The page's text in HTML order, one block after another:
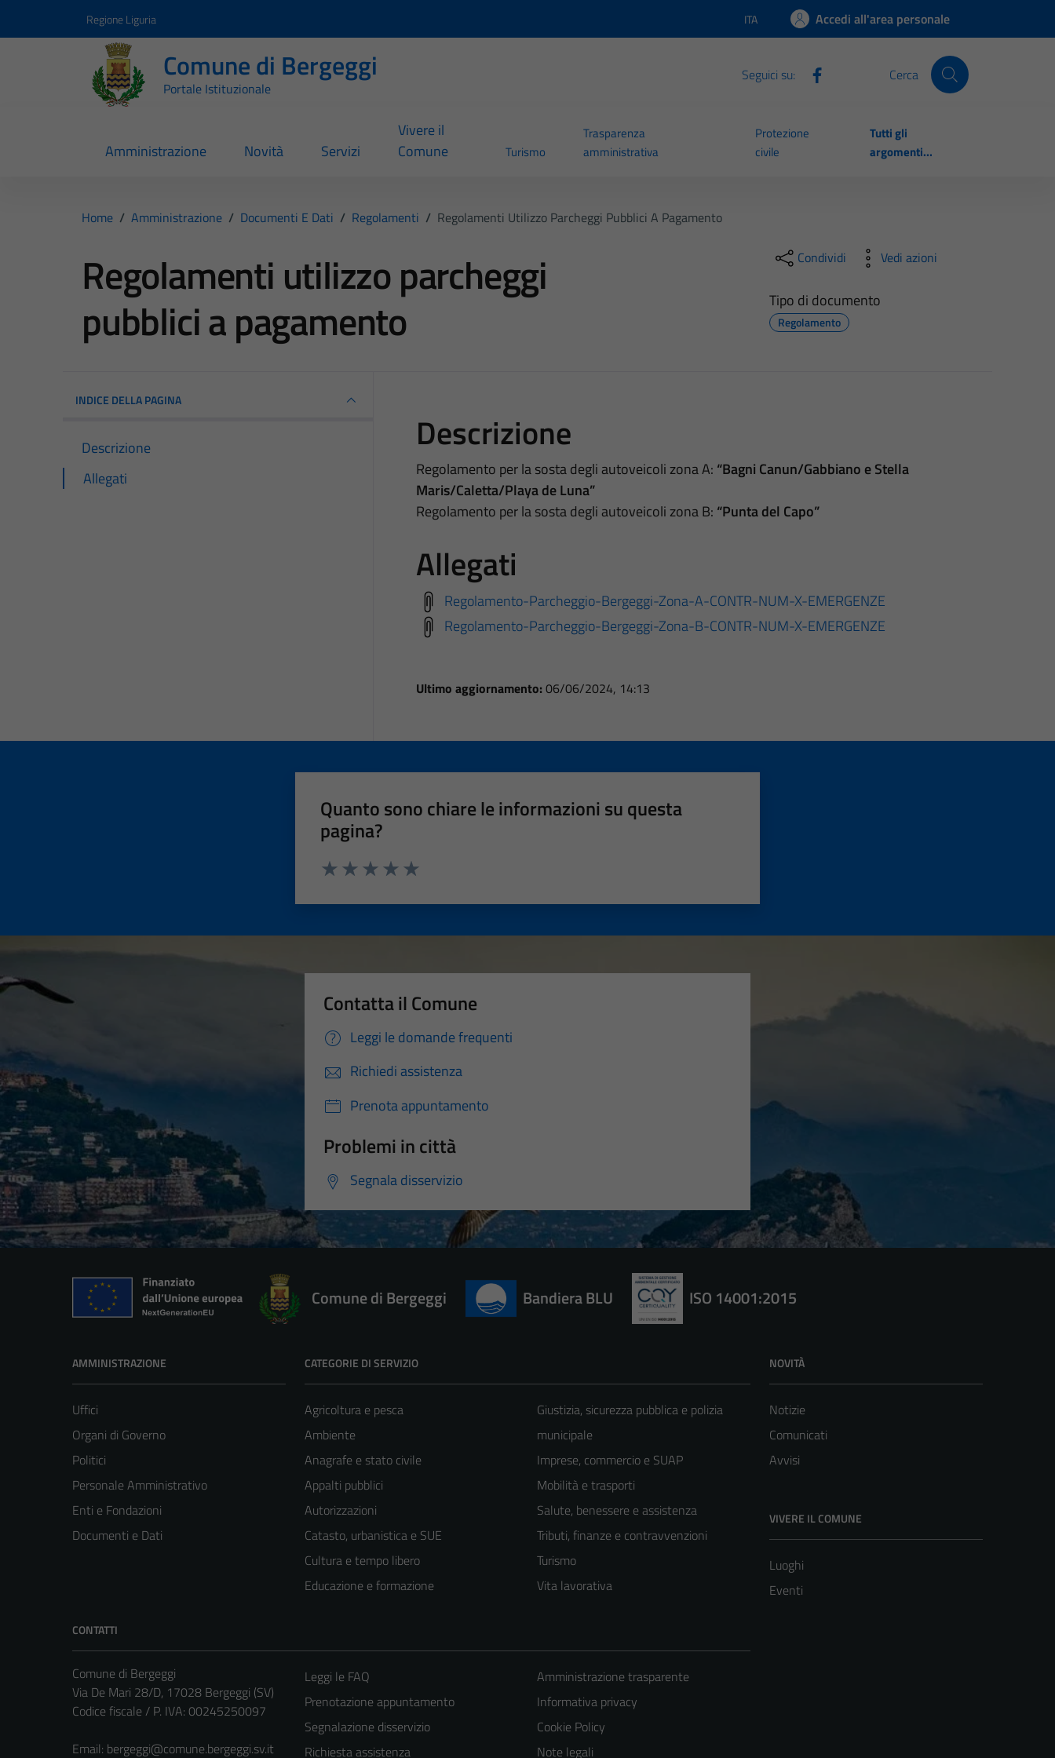
Regione Liguria Lingua attiva:
ITA Accedi all'area personale
Comune di Bergeggi
Portale Istituzionale
Seguici su: Cerca
Amministrazione Novità Servizi
Vivere il
Comune
Turismo
Trasparenza
amministrativa
Protezione
civile
Tutti gli
argomenti...
Home / Amministrazione / Documenti E Dati / Regolamenti / Regolamenti Utilizzo Parcheggi Pubblici A Pagamento
Regolamenti utilizzo parcheggi
pubblici a pagamento
Condividi Vedi azioni
Tipo di documento
Regolamento
INDICE DELLA PAGINA
Descrizione
Allegati
Descrizione
Regolamento per la sosta degli autoveicoli zona A: “Bagni Canun/Gabbiano e Stella
Maris/Caletta/Playa de Luna”
Regolamento per la sosta degli autoveicoli zona B: “Punta del Capo”
Allegati
Regolamento-Parcheggio-Bergeggi-Zona-A-CONTR-NUM-X-EMERGENZE
Regolamento-Parcheggio-Bergeggi-Zona-B-CONTR-NUM-X-EMERGENZE
Ultimo aggiornamento: 06/06/2024, 14:13
Quanto sono chiare le informazioni su questa
pagina?
Contatta il Comune
Leggi le domande frequenti
Richiedi assistenza
Prenota appuntamento
Problemi in città
Segnala disservizio
Comune di Bergeggi Bandiera BLU ISO 14001:2015
AMMINISTRAZIONE
Uffici
Organi di Governo
Politici
Personale Amministrativo
Enti e Fondazioni
Documenti e Dati
CATEGORIE DI SERVIZIO
Agricoltura e pesca
Ambiente
Anagrafe e stato civile
Appalti pubblici
Autorizzazioni
Catasto, urbanistica e SUE
Cultura e tempo libero
Educazione e formazione
Giustizia, sicurezza pubblica e polizia
municipale
Imprese, commercio e SUAP
Mobilità e trasporti
Salute, benessere e assistenza
Tributi, finanze e contravvenzioni
Turismo
Vita lavorativa
NOVITÀ
Notizie
Comunicati
Avvisi
VIVERE IL COMUNE
Luoghi
Eventi
CONTATTI
Comune di Bergeggi
Via De Mari 28/D, 17028 Bergeggi (SV)
Codice fiscale / P. IVA: 00245250097
Email: bergeggi@comune.bergeggi.sv.it
Leggi le FAQ
Prenotazione appuntamento
Segnalazione disservizio
Richiesta assistenza
Amministrazione trasparente
Informativa privacy
Cookie Policy
Note legali